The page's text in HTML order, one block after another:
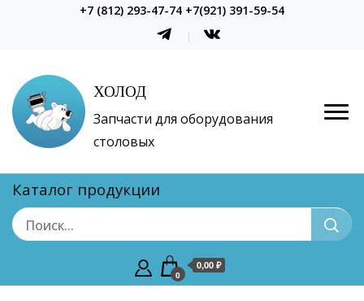
+7 (812) 293-47-74 +7(921) 391-59-54
ХОЛОД
Запчасти для оборудования
столовых
Каталог продукции
0
0,00 ₽